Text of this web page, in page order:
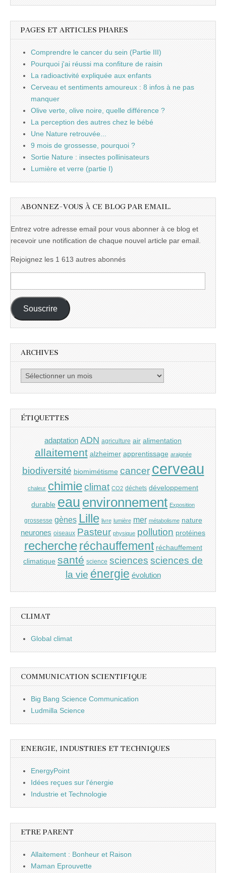
PAGES ET ARTICLES PHARES
Comprendre le cancer du sein (Partie III)
Pourquoi j'ai réussi ma confiture de raisin
La radioactivité expliquée aux enfants
Cerveau et sentiments amoureux : 8 infos à ne pas
manquer
Olive verte, olive noire, quelle différence ?
La perception des autres chez le bébé
Une Nature retrouvée...
9 mois de grossesse, pourquoi ?
Sortie Nature : insectes pollinisateurs
Lumière et verre (partie I)
ABONNEZ-VOUS À CE BLOG PAR EMAIL.
Entrez votre adresse email pour vous abonner à ce blog et
recevoir une notification de chaque nouvel article par email.
Rejoignez les 1 613 autres abonnés
e-
mail :
Souscrire
ARCHIVES
Archives
ÉTIQUETTES
adaptation ADN agriculture air alimentation
allaitement alzheimer apprentissage araignée
biodiversité biomimétisme cancer cerveau
chaleur chimieclimat CO2 déchets développement
durable eau environnement Exposition
grossesse gènes Lille livre lumière mer métabolisme nature
neurones oiseaux Pasteur physique pollution protéines
recherche réchauffement réchauffement
climatique santé science sciences sciences de
la vie énergie évolution
CLIMAT
Global climat
COMMUNICATION SCIENTIFIQUE
Big Bang Science Communication
Ludmilla Science
ENERGIE, INDUSTRIES ET TECHNIQUES
EnergyPoint
Idées reçues sur l'énergie
Industrie et Technologie
ETRE PARENT
Allaitement : Bonheur et Raison
Maman Eprouvette